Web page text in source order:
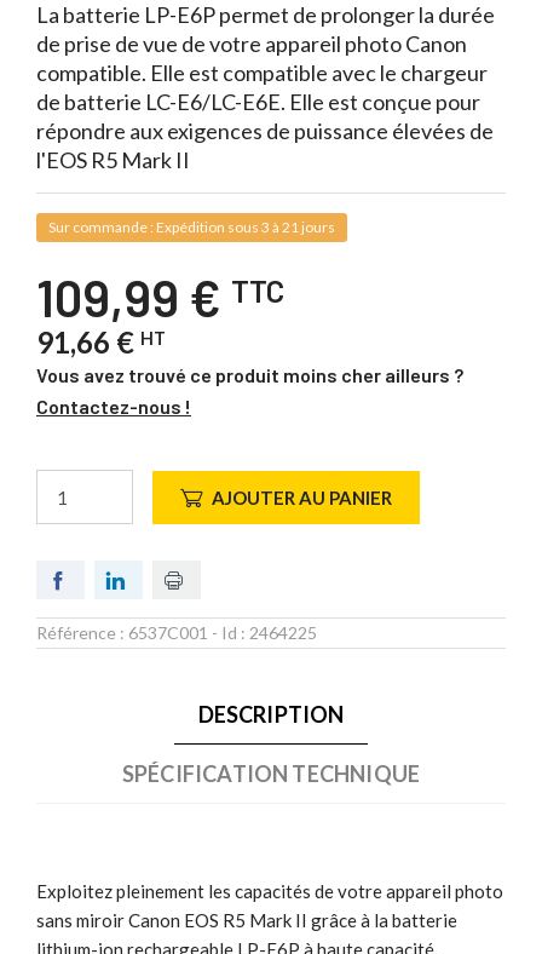
La batterie LP-E6P permet de prolonger la durée
de prise de vue de votre appareil photo Canon
compatible. Elle est compatible avec le chargeur
de batterie LC-E6/LC-E6E. Elle est conçue pour
répondre aux exigences de puissance élevées de
l'EOS R5 Mark II
Sur commande : Expédition sous 3 à 21 jours
109,99 € TTC
91,66 € HT
Vous avez trouvé ce produit moins cher ailleurs ?
Contactez-nous !
AJOUTER AU PANIER
Référence : 6537C001 - Id : 2464225
DESCRIPTION
SPÉCIFICATION TECHNIQUE
Exploitez pleinement les capacités de votre appareil photo
sans miroir Canon EOS R5 Mark II grâce à la batterie
lithium-ion rechargeable LP-E6P à haute capacité.